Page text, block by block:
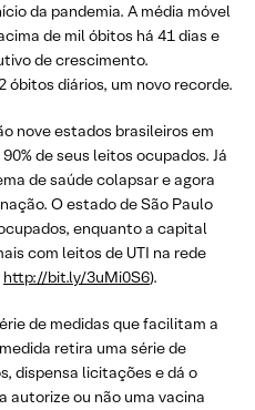
da pandemia. A média móvel
de mil óbitos há 41 dias e
de crescimento.
óbitos diários, um novo recorde.
nove estados brasileiros em
de seus leitos ocupados. Já
de saúde colapsar e agora
O estado de São Paulo
enquanto a capital
com leitos de UTI na rede
http://bit.ly/3uMi0S6).
de medidas que facilitam a
retira uma série de
dispensa licitações e dá o
autorize ou não uma vacina